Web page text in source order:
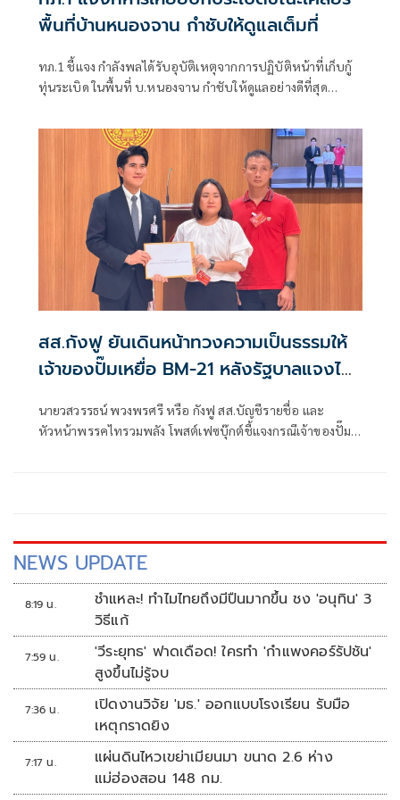
พื้นที่บ้านหนองจาน กำชับให้ดูแลเต็มที่
ทภ.1 ชี้แจง กำลังพลได้รับอุบัติเหตุจากการปฏิบัติหน้าที่เก็บกู้
ทุ่นระเบิด ในพื้นที่ บ.หนองจาน กำชับให้ดูแลอย่างดีที่สุด
ปัจจุบันสร้างพื้นที่ปลอดภัยแล้ว 76.73%
สส.กังฟู ยันเดินหน้าทวงความเป็นธรรมให้
เจ้าของปั๊มเหยื่อ BM-21 หลังรัฐบาลแจงไม่
นายวสวรรธน์ พวงพรศรี หรือ กังฟู สส.บัญชีรายชื่อ และ
หัวหน้าพรรคไทรวมพลัง โพสต์เฟซบุ๊กต์ชี้แจงกรณีเจ้าของปั๊ม
NEWS UPDATE
8:19 น.
ชำแหละ! ทำไมไทยถึงมีปืนมากขึ้น ชง 'อนุทิน' 3
วิธีแก้
7:59 น.
'วีระยุทธ' ฟาดเดือด! ใครทำ 'กำแพงคอร์รัปชัน'
สูงขึ้นไม่รู้จบ
7:36 น.
เปิดงานวิจัย 'มธ.' ออกแบบโรงเรียน รับมือ
เหตุกราดยิง
7:17 น.
แผ่นดินไหวเขย่าเมียนมา ขนาด 2.6 ห่าง
แม่ฮ่องสอน 148 กม.